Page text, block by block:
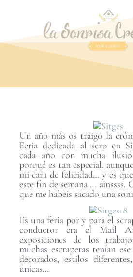
Un año más os traigo la
Feria dedicada al scrp en
cada año con mucha
porqué es tan especial,
mi cara de felicidad… y es
este fin de semana … ainssss.
que me habéis sacado una
Es una feria por y para el
conductor era el Mail
exposiciones de los
muchas escraperas tenían
decorados, estilos
únicas…